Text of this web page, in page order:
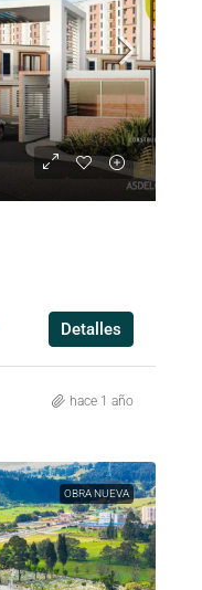
Detalles
hace 1 año
OBRA NUEVA